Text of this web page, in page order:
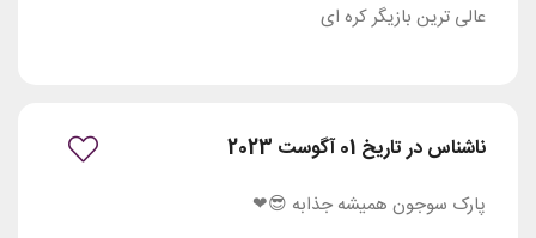
عالی ترین بازیگر کره ای
ناشناس در تاریخ 01 آگوست 2023
پارک سوجون همیشه جذابه 😎❤